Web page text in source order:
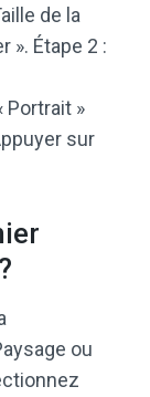
de la
». Étape 2 :
Portrait »
sur
ou